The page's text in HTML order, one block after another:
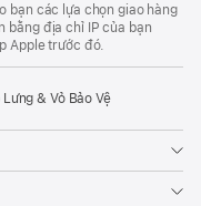
bạn các lựa chọn giao hàng
bằng địa chỉ IP của bạn
Apple trước đó.
Lưng & Vỏ Bảo Vệ